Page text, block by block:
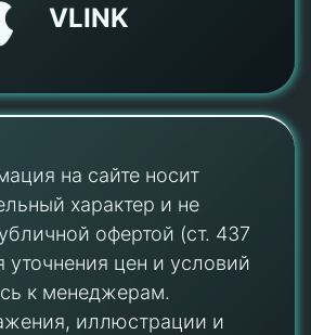
VLINK
на сайте носит
характер и не
офертой (ст. 437
цен и условий
к менеджерам.
иллюстрации и